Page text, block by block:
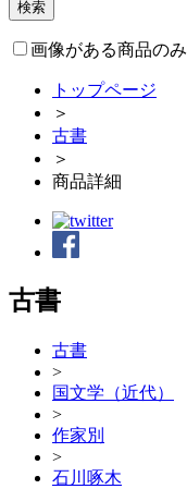
画像がある商品の
トップページ
＞
古書
＞
商品詳細
古書
古書
>
国文学（近代）
>
作家別
>
石川啄木